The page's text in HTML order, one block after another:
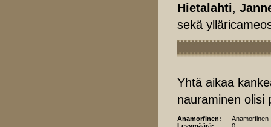
Hietalahti,
sekä
Yhtä aikaa
nauraminen olisi
Anamorfinen:
Anamorfinen